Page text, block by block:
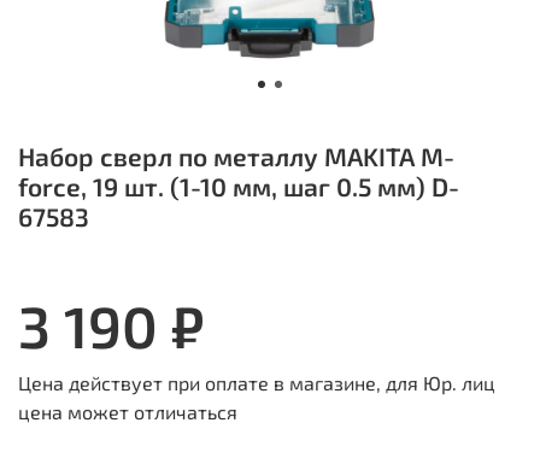
Набор сверл по металлу MAKITA M-
force, 19 шт. (1-10 мм, шаг 0.5 мм) D-
67583
3 190 ₽